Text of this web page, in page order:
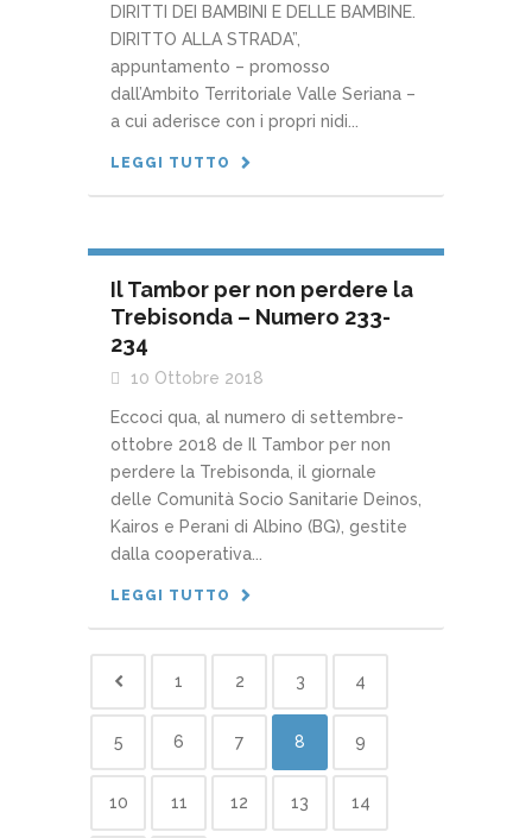
DIRITTI DEI BAMBINI E DELLE BAMBINE.
DIRITTO ALLA STRADA”,
appuntamento – promosso
dall’Ambito Territoriale Valle Seriana –
a cui aderisce con i propri nidi...
LEGGI TUTTO
Il Tambor per non perdere la
Trebisonda – Numero 233-
234
10 Ottobre 2018
Eccoci qua, al numero di settembre-
ottobre 2018 de Il Tambor per non
perdere la Trebisonda, il giornale
delle Comunità Socio Sanitarie Deinos,
Kairos e Perani di Albino (BG), gestite
dalla cooperativa...
LEGGI TUTTO
1 2 3 4
5 6 7 8 9
10 11 12 13 14